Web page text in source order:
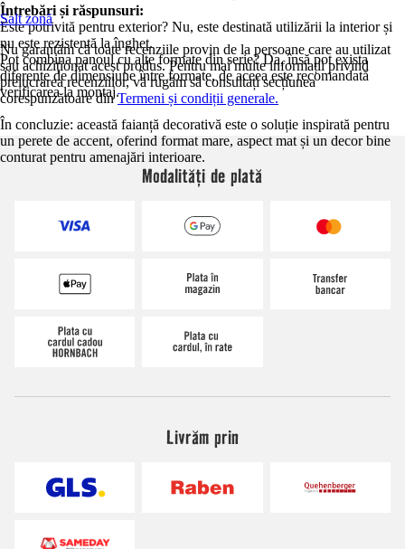
Întrebări și răspunsuri:
Este potrivită pentru exterior? Nu, este destinată utilizării la interior și
nu este rezistentă la îngheț.
Pot combina panoul cu alte formate din serie? Da, însă pot exista
diferențe de dimensiune între formate, de aceea este recomandată
verificarea la montaj.
În concluzie: această faianță decorativă este o soluție inspirată pentru
un perete de accent, oferind format mare, aspect mat și un decor bine
conturat pentru amenajări interioare.
Salt zonă
Nu garantăm că toate recenziile provin de la persoane care au utilizat
sau achiziționat acest produs. Pentru mai multe informații privind
prelucrarea recenziilor, vă rugăm să consultați secțiunea
corespunzătoare dinTermeni și condiții generale.
Modalități de plată
Livrăm prin